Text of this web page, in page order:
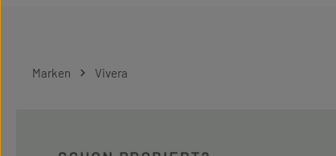
Marken Vivera